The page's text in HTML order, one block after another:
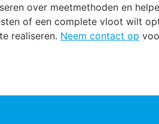
over meetmethoden en
of een complete vloot wilt
realiseren. Neem contact op